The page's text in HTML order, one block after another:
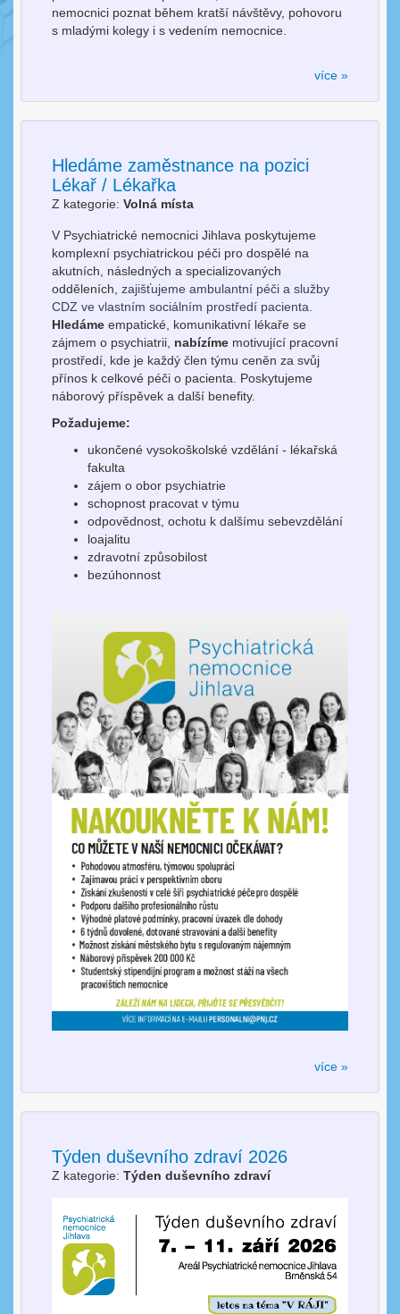
nemocnici poznat během kratší návštěvy, pohovoru
s mladými kolegy i s vedením nemocnice.
více »
Hledáme zaměstnance na pozici
Lékař / Lékařka
Z kategorie: Volná místa
V Psychiatrické nemocnici Jihlava poskytujeme
komplexní psychiatrickou péči pro dospělé na
akutních, následných a specializovaných
odděleních, zajišťujeme ambulantní péči a služby
CDZ ve vlastním sociálním prostředí pacienta.
Hledámeempatické, komunikativní lékaře se
zájmem o psychiatrii, nabízíme motivující pracovní
prostředí, kde je každý člen týmu ceněn za svůj
přínos k celkové péči o pacienta. Poskytujeme
náborový příspěvek a další benefity.
Požadujeme:
ukončené vysokoškolské vzdělání - lékařská
fakulta
zájem o obor psychiatrie
schopnost pracovat v týmu
odpovědnost, ochotu k dalšímu sebevzdělání
loajalitu
zdravotní způsobilost
bezúhonnost
více »
Týden duševního zdraví 2026
Z kategorie: Týden duševního zdraví